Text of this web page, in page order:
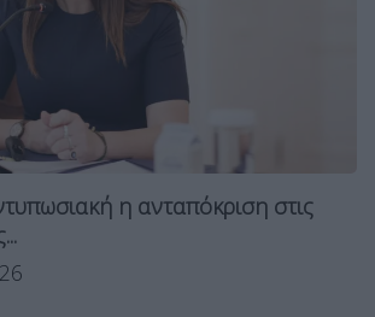
η ανταπόκριση στις